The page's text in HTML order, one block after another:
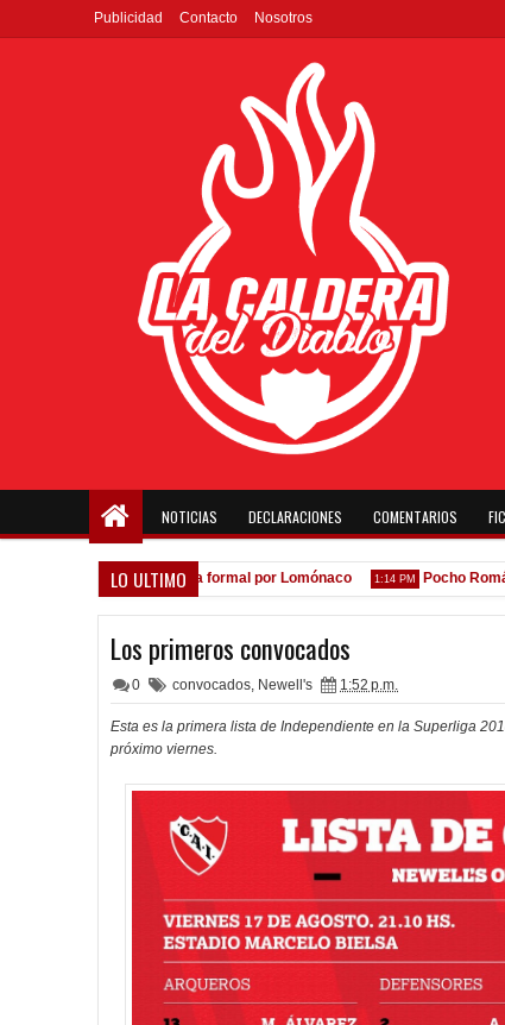
Publicidad Contacto Nosotros
NOTICIAS DECLARACIONES COMENTARIOS
LO ULTIMO
A la espera de la oferta formal por Lomónaco 1:14 PM Pocho Román, al
Los primeros convocados
0 convocados, Newell's 1:52 p.m.
Esta es la primera lista de Independiente en la Superliga
próximo viernes.